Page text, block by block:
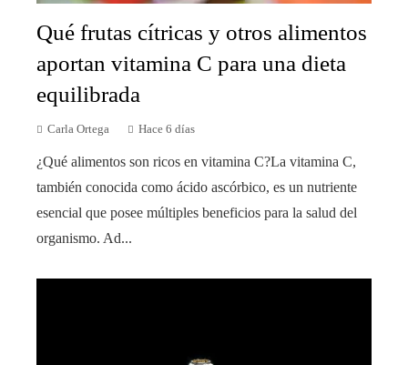
Qué frutas cítricas y otros alimentos
aportan vitamina C para una dieta
equilibrada
Carla Ortega Hace 6 días
¿Qué alimentos son ricos en vitamina C?La vitamina C,
también conocida como ácido ascórbico, es un nutriente
esencial que posee múltiples beneficios para la salud del
organismo. Ad...